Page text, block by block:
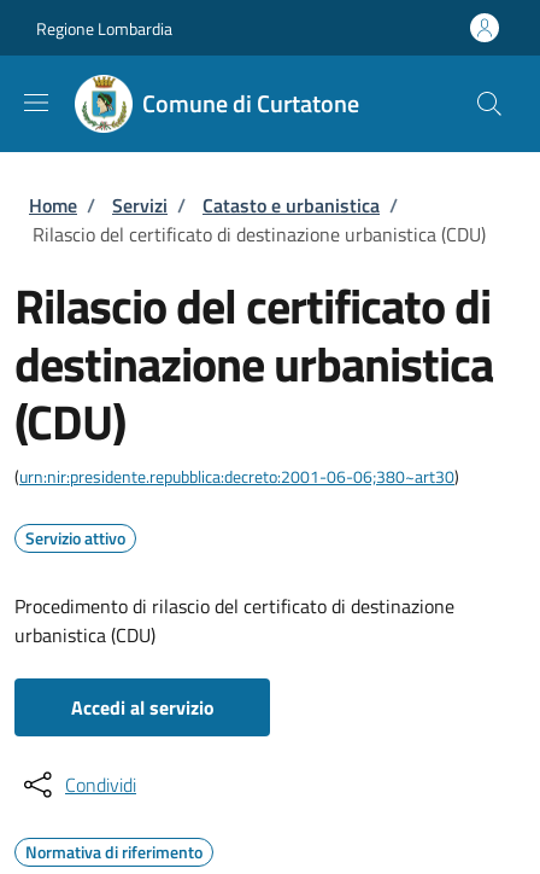
Regione Lombardia
Comune di Curtatone
Briciole di pane
Home / Servizi / Catasto e urbanistica /
Rilascio del certificato di destinazione urbanistica (CDU)
Rilascio del certificato di
destinazione urbanistica
(CDU)
(urn:nir:presidente.repubblica:decreto:2001-06-06;380~art30)
Servizio attivo
Procedimento di rilascio del certificato di destinazione
urbanistica (CDU)
Accedi al servizio
Condividi
Normativa di riferimento